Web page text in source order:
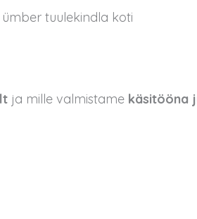
tuulekindla koti
ja mille valmistame käsitööna